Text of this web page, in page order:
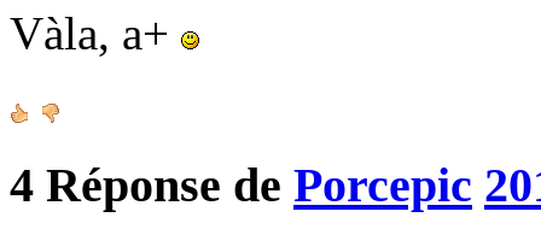
Vàla, a+
4 Réponse de Porcepic